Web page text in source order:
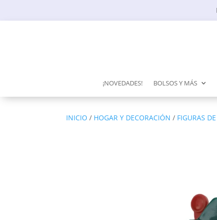
¡NOVEDADES! BOLSOS Y MÁS
INICIO / HOGAR Y DECORACIÓN / FIGURAS